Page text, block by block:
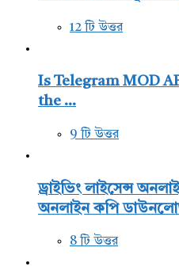
12 টি উত্তর
Is Telegram MOD
the ...
9 টি উত্তর
ড্রাইভিং লাইসেন্স
অনলাইন কপি
8 টি উত্তর